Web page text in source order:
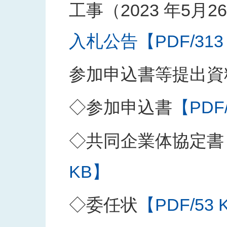
工事（2023 年5月
入札公告【PDF/
参加申込書等提出
◇参加申込書 【
◇共同企業体協定書
KB】
◇委任状 【PDF/53